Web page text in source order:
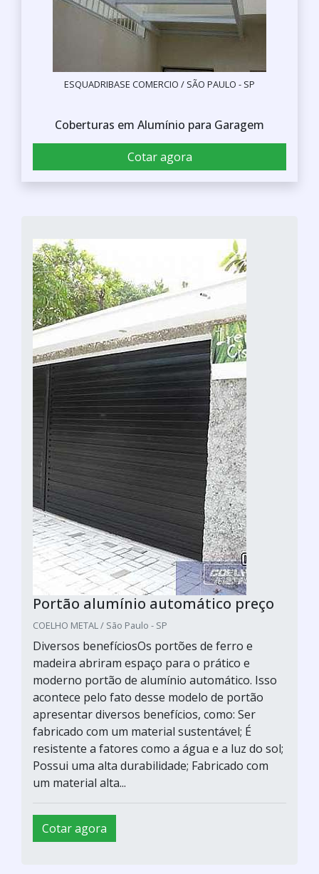
ESQUADRIBASE COMERCIO / SÃO PAULO - SP
Coberturas em Alumínio para Garagem
Cotar agora
Portão alumínio automático preço
COELHO METAL / São Paulo - SP
Diversos benefíciosOs portões de ferro e
madeira abriram espaço para o prático e
moderno portão de alumínio automático. Isso
acontece pelo fato desse modelo de portão
apresentar diversos benefícios, como: Ser
fabricado com um material sustentável; É
resistente a fatores como a água e a luz do sol;
Possui uma alta durabilidade; Fabricado com
um material alta...
Cotar agora